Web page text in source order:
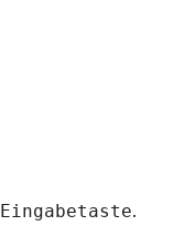
Eingabetaste.